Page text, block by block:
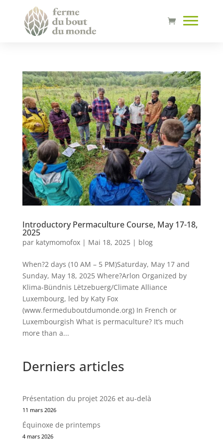
Introductory Permaculture Course, May 17-18,
2025
par katymomofox| Mai 18, 2025| blog
When?2 days (10 AM – 5 PM)Saturday, May 17 and
Sunday, May 18, 2025 Where?Arlon Organized by
Klima-Bündnis Lëtzebuerg/Climate Alliance
Luxembourg, led by Katy Fox
(www.fermeduboutdumonde.org) In French or
Luxembourgish What is permaculture? It’s much
more than a...
Derniers articles
Présentation du projet 2026 et au-delà
11 mars 2026
Équinoxe de printemps
4 mars 2026